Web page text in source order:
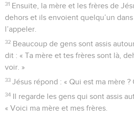
31 Ensuite, la mère et les frères de
dehors et ils envoient quelqu’un
l’appeler.
32 Beaucoup de gens sont assis
dit : « Ta mère et tes frères sont là,
voir. »
33 Jésus répond : « Qui est ma mère ?
34 Il regarde les gens qui sont assis
« Voici ma mère et mes frères.